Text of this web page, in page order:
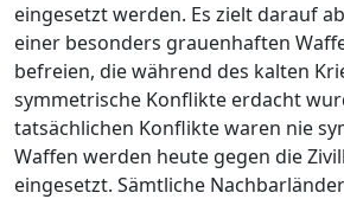
eingesetzt werden. Es zielt darauf
einer besonders grauenhaften
befreien, die während des kalten
symmetrische Konflikte erdacht
tatsächlichen Konflikte waren nie
Waffen werden heute gegen die
eingesetzt. Sämtliche